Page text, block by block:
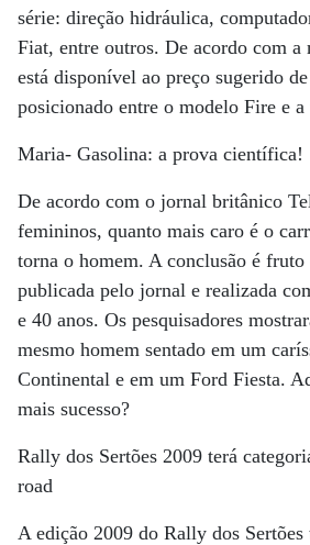
série: direção hidráulica,
Fiat, entre outros. De acordo com a
está disponível ao preço sugerido
posicionado entre o modelo Fire e
Maria- Gasolina: a prova científica!
De acordo com o jornal britânico
femininos, quanto mais caro é o
torna o homem. A conclusão é fruto
publicada pelo jornal e realizada
e 40 anos. Os pesquisadores
mesmo homem sentado em um
Continental e em um Ford Fiesta.
mais sucesso?
Rally dos Sertões 2009 terá
road
A edição 2009 do Rally dos Sertões